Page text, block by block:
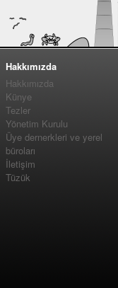
Hakkımızda
Hakkımızda
Künye
Tezler
Yönetim Kurulu
Üye dernerkleri ve yerel
büroları
İletişim
Tüzük